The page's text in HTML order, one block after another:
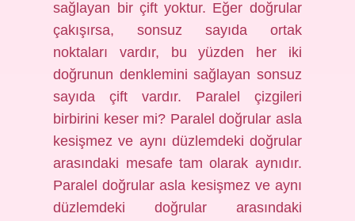
sağlayan bir çift yoktur. Eğer doğrular
çakışırsa, sonsuz sayıda ortak
noktaları vardır, bu yüzden her iki
doğrunun denklemini sağlayan sonsuz
sayıda çift vardır. Paralel çizgileri
birbirini keser mi? Paralel doğrular asla
kesişmez ve aynı düzlemdeki doğrular
arasındaki mesafe tam olarak aynıdır.
Paralel doğrular asla kesişmez ve aynı
düzlemdeki doğrular arasındaki